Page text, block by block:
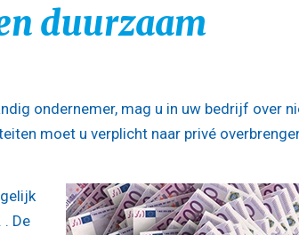
duurzaam
ondernemer, mag u in uw bedrijf over
moet u verplicht naar privé
De